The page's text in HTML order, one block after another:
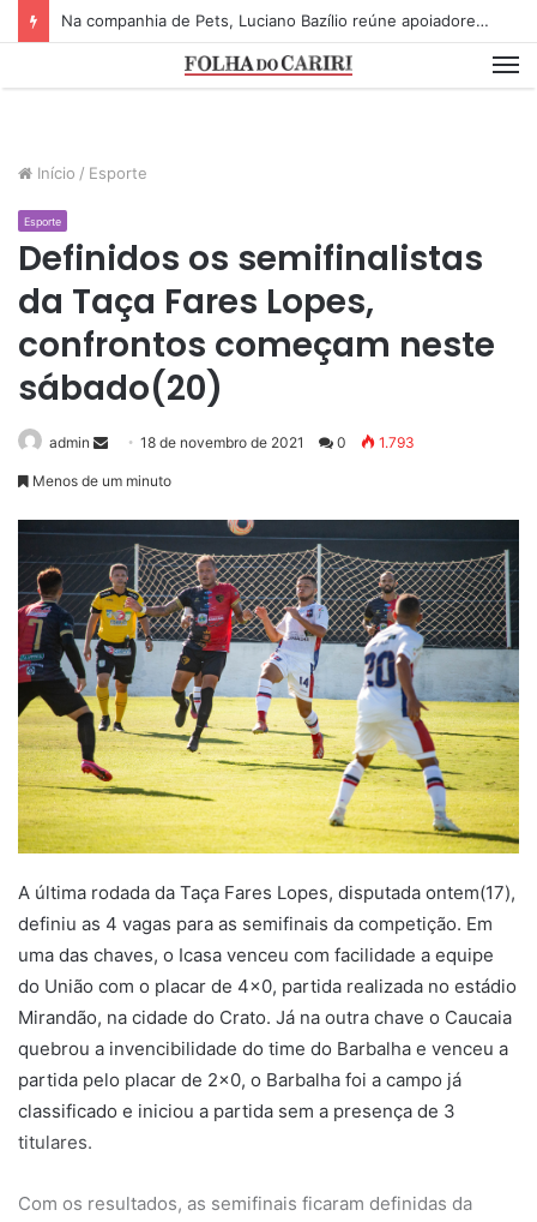
Na companhia de Pets, Luciano Bazílio reúne apoiadores e lideranças em lançamento de pré-candidatura a deputado estadual
Início / Esporte
Esporte
Definidos os semifinalistas
da Taça Fares Lopes,
confrontos começam neste
sábado(20)
admin
n
e
m
a
i
l
18 de novembro de 2021 0 1.793
Menos de um minuto
A última rodada da Taça Fares Lopes, disputada ontem(17),
definiu as 4 vagas para as semifinais da competição. Em
uma das chaves, o Icasa venceu com facilidade a equipe
do União com o placar de 4×0, partida realizada no estádio
Mirandão, na cidade do Crato. Já na outra chave o Caucaia
quebrou a invencibilidade do time do Barbalha e venceu a
partida pelo placar de 2×0, o Barbalha foi a campo já
classificado e iniciou a partida sem a presença de 3
titulares.
Com os resultados, as semifinais ficaram definidas da